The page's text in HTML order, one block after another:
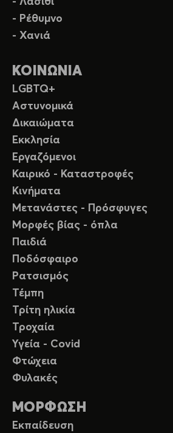
- Ρέθυμνο
- Χανιά
ΚΟΙΝΩΝΙΑ
LGBTQ+
Αστυνομικά
Δικαιώματα
Εκκλησία
Εργαζόμενοι
Καιρικό - Καταστροφές
Κινήματα
Μετανάστες - Πρόσφυγες
Μορφές βίας - όπλα
Παιδιά
Ποδόσφαιρο
Ρατσισμός
Τέμπη
Τρίτη ηλικία
Τροχαία
Υγεία - Covid
Φτώχεια
Φυλακές
ΜΟΡΦΩΣΗ
Εκπαίδευση